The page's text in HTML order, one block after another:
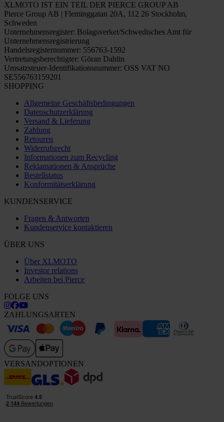
XLMOTO IST EIN TEIL DER PIERCE GROUP AB
Pierce Group AB | Fleminggatan 20A, 112 26 Stockholm,
Schweden
Unternehmensregister: Bolagsverket/Schwedisches Amt für
Unternehmensregistrierung
Handelsregisternummer: 556763-1592
Vertretungsberechtigter: Göran Dahlin
Umsatzsteuer-Identifikationsnummer: OSS VAT NO
SE556763159201
SHOPPING
Allgemeine Geschäftsbedingungen
Datenschutzerklärung
Versand & Lieferung
Zahlung
Retouren
Widerrufsrecht
Informationen zum Recycling
Reklamationen & Ansprüche
Bestellstatus
Konformitätserklärung
KUNDENSERVICE
Fragen & Antworten
Kundenservice kontaktieren
ÜBER UNS
Über XLMOTO
Investor relations
Arbeiten bei Pierce
FOLGE UNS
ZAHLUNGSARTEN
VERSANDOPTIONEN